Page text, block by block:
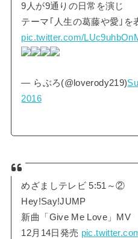
9人が9通りの日常を演じ
テーマ｢人生の葛藤や愛｣を
pic.twitter.com/
— らぶろ(@loverody219)
2016
めざましテレビ 5:51～②
Hey!Say!JUMP
新曲「Give Me Love」MV
12月14日発売